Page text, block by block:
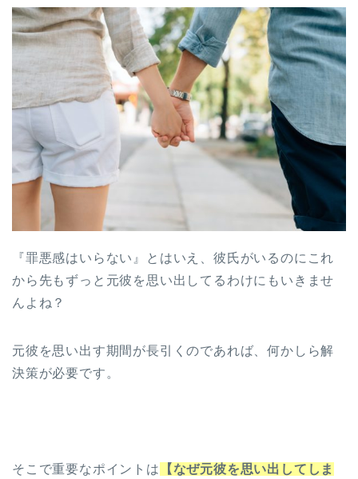
『罪悪感はいらない』とはいえ、彼氏がいるのにこれ
から先もずっと元彼を思い出してるわけにもいきませ
んよね？
元彼を思い出す期間が長引くのであれば、何かしら解
決策が必要です。
そこで重要なポイントは
【なぜ元彼を思い出してしま